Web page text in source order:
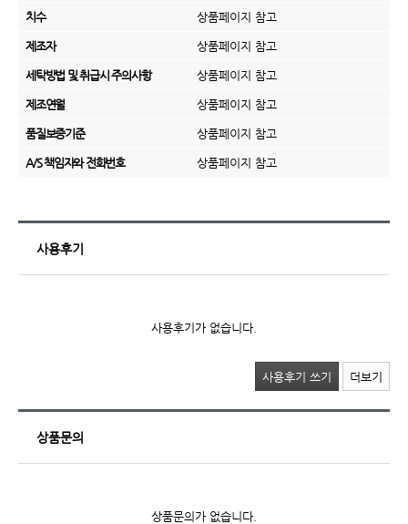
치수 상품페이지 참고
제조자 상품페이지 참고
세탁방법 및 취급시 주의사항 상품페이지 참고
제조연월 상품페이지 참고
품질보증기준 상품페이지 참고
A/S 책임자와 전화번호 상품페이지 참고
사용후기
사용후기가 없습니다.
사용후기 쓰기 더보기
상품문의
상품문의가 없습니다.